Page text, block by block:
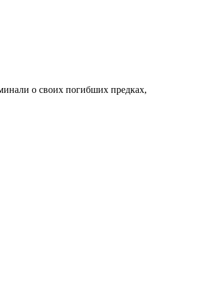
о своих погибших предках,